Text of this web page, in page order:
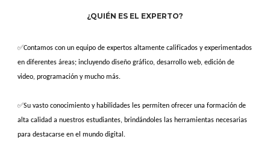
¿QUIÉN ES EL EXPERTO?
✅Contamos con un equipo de expertos altamente calificados y experimentados
en diferentes áreas; incluyendo diseño gráfico, desarrollo web, edición de
video, programación y mucho más.
✅Su vasto conocimiento y habilidades les permiten ofrecer una formación de
alta calidad a nuestros estudiantes, brindándoles las herramientas necesarias
para destacarse en el mundo digital.